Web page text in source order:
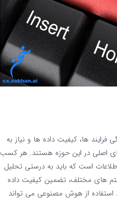
ها، کیفیت داده‌ ها و نیاز به
اصلی در این حوزه هستند. هر کسب‌
است که باید به درستی تحلیل
های مختلف، تضمین کیفیت داده‌
استفاده از هوش مصنوعی می‌ تواند